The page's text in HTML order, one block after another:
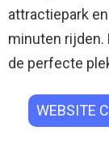
attractiepark
minuten rijden.
de perfecte
WEBSITE